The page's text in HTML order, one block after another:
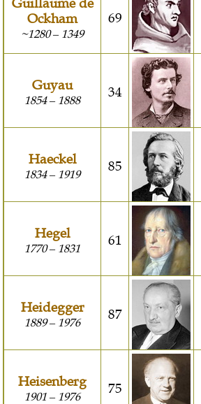
Guillaume de
Ockham
~1280– 1349
69
Guyau
1854– 1888 34
Haeckel
1834– 1919 85
Hegel
1770– 1831 61
Heidegger
1889– 1976 87
Heisenberg
1901 – 1976 75